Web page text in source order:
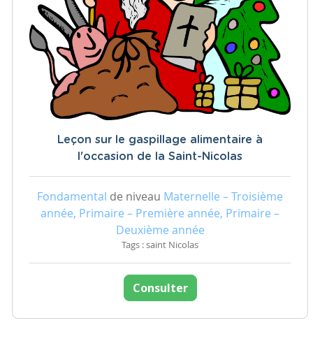
Leçon sur le gaspillage alimentaire à
l'occasion de la Saint-Nicolas
Fondamental de niveau Maternelle – Troisième
année, Primaire – Première année, Primaire –
Deuxième année
Tags : saint Nicolas
Consulter